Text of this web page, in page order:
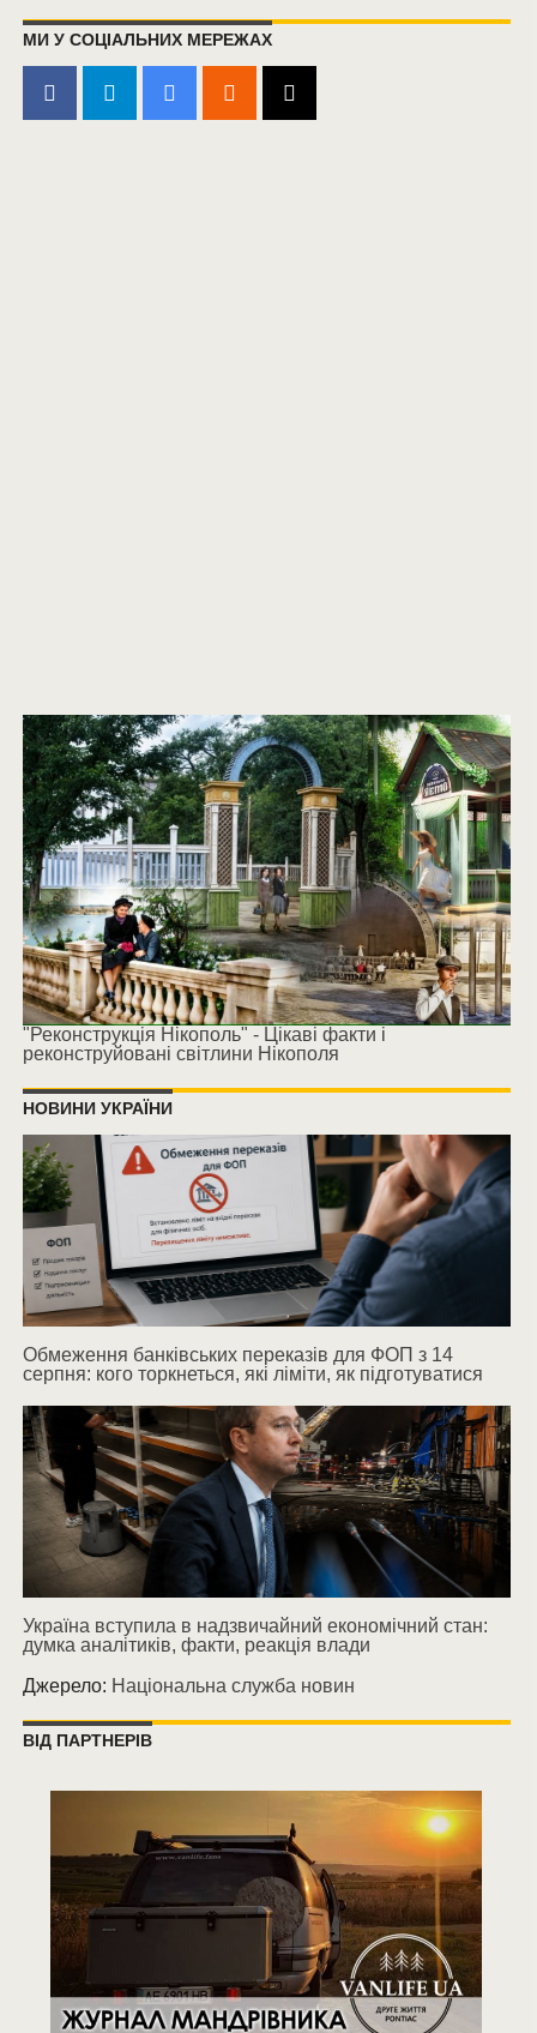
МИ У СОЦІАЛЬНИХ МЕРЕЖАХ
"Реконструкція Нікополь" - Цікаві факти і
реконструйовані світлини Нікополя
НОВИНИ УКРАЇНИ
Обмеження банківських переказів для ФОП з 14
серпня: кого торкнеться, які ліміти, як підготуватися
Україна вступила в надзвичайний економічний стан:
думка аналітиків, факти, реакція влади
Джерело: Національна служба новин
ВІД ПАРТНЕРІВ